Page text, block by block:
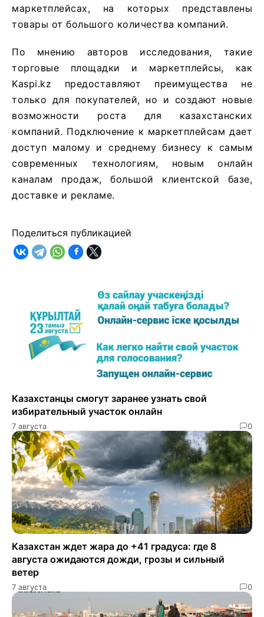
маркетплейсах, на которых представлены
товары от большого количества компаний.
По мнению авторов исследования, такие
торговые площадки и маркетплейсы, как
Kaspi.kz предоставляют преимущества не
только для покупателей, но и создают новые
возможности роста для казахстанских
компаний. Подключение к маркетплейсам дает
доступ малому и среднему бизнесу к самым
современных технологиям, новым онлайн
каналам продаж, большой клиентской базе,
доставке и рекламе.
Поделиться публикацией
Казахстанцы смогут заранее узнать свой
избирательный участок онлайн
7 августа 0
Казахстан ждет жара до +41 градуса: где 8
августа ожидаются дожди, грозы и сильный
ветер
7 августа 0